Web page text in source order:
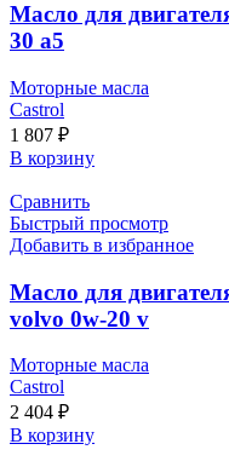
Масло для
30 a5
Моторные масла
Castrol
1 807 ₽
В корзину
Сравнить
Быстрый просмотр
Добавить в избранное
Масло для
volvo 0w-20 v
Моторные масла
Castrol
2 404 ₽
В корзину